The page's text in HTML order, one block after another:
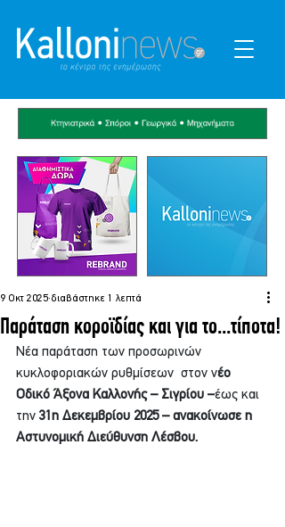
Παράταση κοροϊδίας και για το...τίποτα!
9 Οκτ 2025 διαβάστηκε 1 λεπτά
Νέα παράταση των προσωρινών
κυκλοφοριακών ρυθμίσεων  στον νέο
Οδικό Άξονα Καλλονής – Σιγρίου –έως και
την 31η Δεκεμβρίου 2025 – ανακοίνωσε η
Αστυνομική Διεύθυνση Λέσβου.